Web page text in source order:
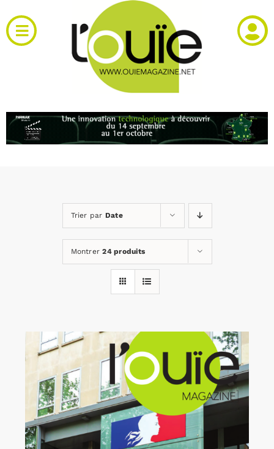
au
contenu
Toggle
Navigation
RH et emploi
Annonces emploi
Trier par Date
Montrer24 produits